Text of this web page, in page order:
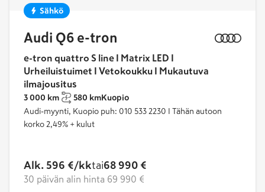
Sähkö
Audi Q6 e-tron
e-tron quattro S line I Matrix LED I
Urheiluistuimet I Vetokoukku I Mukautuva
ilmajousitus
3 000 km 580 kmKuopio
Audi-myynti, Kuopio puh: 010 533 2230 I Tähän autoon
korko 2,49% + kulut
Alk. 596 €/kktai68 990 €
30 päivän alin hinta 69 990 €